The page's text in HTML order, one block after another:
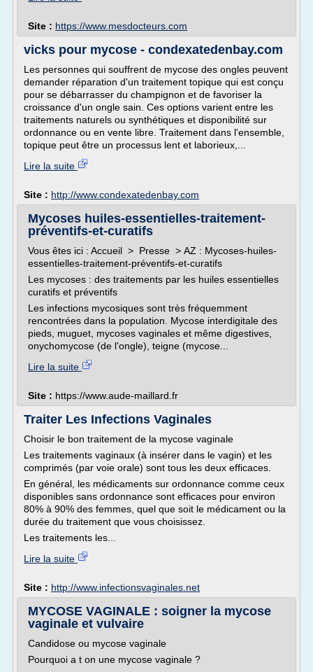
Site : https://www.mesdocteurs.com
vicks pour mycose - condexatedenbay.com
Les personnes qui souffrent de mycose des ongles peuvent
demander réparation d'un traitement topique qui est conçu
pour se débarrasser du champignon et de favoriser la
croissance d'un ongle sain. Ces options varient entre les
traitements naturels ou synthétiques et disponibilité sur
ordonnance ou en vente libre. Traitement dans l'ensemble,
topique peut être un processus lent et laborieux,...
Lire la suite
Site : http://www.condexatedenbay.com
Mycoses huiles-essentielles-traitement-
préventifs-et-curatifs
Vous êtes ici : Accueil > Presse > AZ : Mycoses-huiles-
essentielles-traitement-préventifs-et-curatifs
Les mycoses : des traitements par les huiles essentielles
curatifs et préventifs
Les infections mycosiques sont très fréquemment
rencontrées dans la population. Mycose interdigitale des
pieds, muguet, mycoses vaginales et même digestives,
onychomycose (de l'ongle), teigne (mycose...
Lire la suite
Site : https://www.aude-maillard.fr
Traiter Les Infections Vaginales
Choisir le bon traitement de la mycose vaginale
Les traitements vaginaux (à insérer dans le vagin) et les
comprimés (par voie orale) sont tous les deux efficaces.
En général, les médicaments sur ordonnance comme ceux
disponibles sans ordonnance sont efficaces pour environ
80% à 90% des femmes, quel que soit le médicament ou la
durée du traitement que vous choisissez.
Les traitements les...
Lire la suite
Site : http://www.infectionsvaginales.net
MYCOSE VAGINALE : soigner la mycose
vaginale et vulvaire
Candidose ou mycose vaginale
Pourquoi a t on une mycose vaginale ?